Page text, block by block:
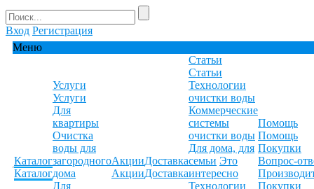
Вход Регистрация
Меню
Каталог
Каталог
Услуги
Услуги
Для
квартиры
Очистка
воды для
загородного
дома
Для
Акции
Акции
Доставка
Доставка
Статьи
Статьи
Технологии
очистки воды
Коммерческие
системы
очистки воды
Для дома, для
семьи Это
интересно
Технологии
Помощь
Помощь
Покупки
Вопрос-
Покупки